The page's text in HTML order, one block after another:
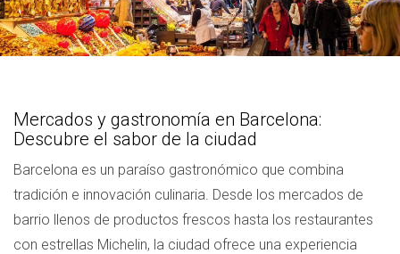
Mercados y gastronomía en Barcelona:
Descubre el sabor de la ciudad
Barcelona es un paraíso gastronómico que combina
tradición e innovación culinaria. Desde los mercados de
barrio llenos de productos frescos hasta los restaurantes
con estrellas Michelin, la ciudad ofrece una experiencia